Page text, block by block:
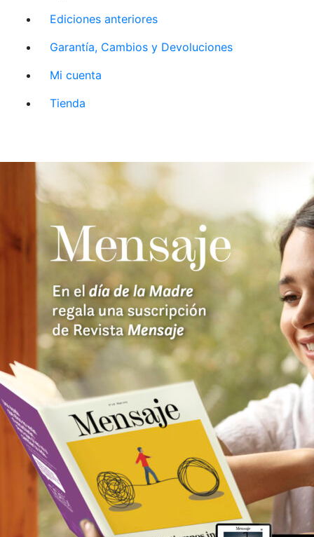
Ediciones anteriores
Garantía, Cambios y Devoluciones
Mi cuenta
Tienda